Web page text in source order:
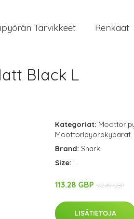
Tarvikkeet Renkaat
Black L
Kategoriat:
Moottoripyöräkypärät
Brand: Shark
Size: L
113.28 GBP 142.49 GBP
LISÄTIETOJA